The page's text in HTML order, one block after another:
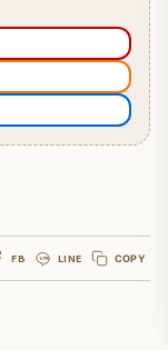
FB LINE COPY